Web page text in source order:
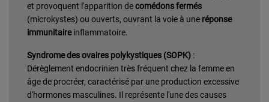
et provoquent l'apparition decomédons fermés
(microkystes) ou ouverts, ouvrant la voie à une réponse
immunitaireinflammatoire.
Syndrome des ovaires polykystiques (SOPK) :
Dérèglement endocrinien très fréquent chez la femme en
âge de procréer, caractérisé par une production excessive
d'hormones masculines. Il représente l'une des causes